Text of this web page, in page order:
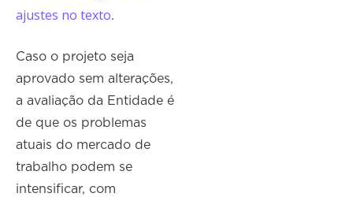
ajustes no texto.
Caso o projeto seja
aprovado sem alterações,
a avaliação da Entidade é
de que os problemas
atuais do mercado de
trabalho podem se
intensificar, com